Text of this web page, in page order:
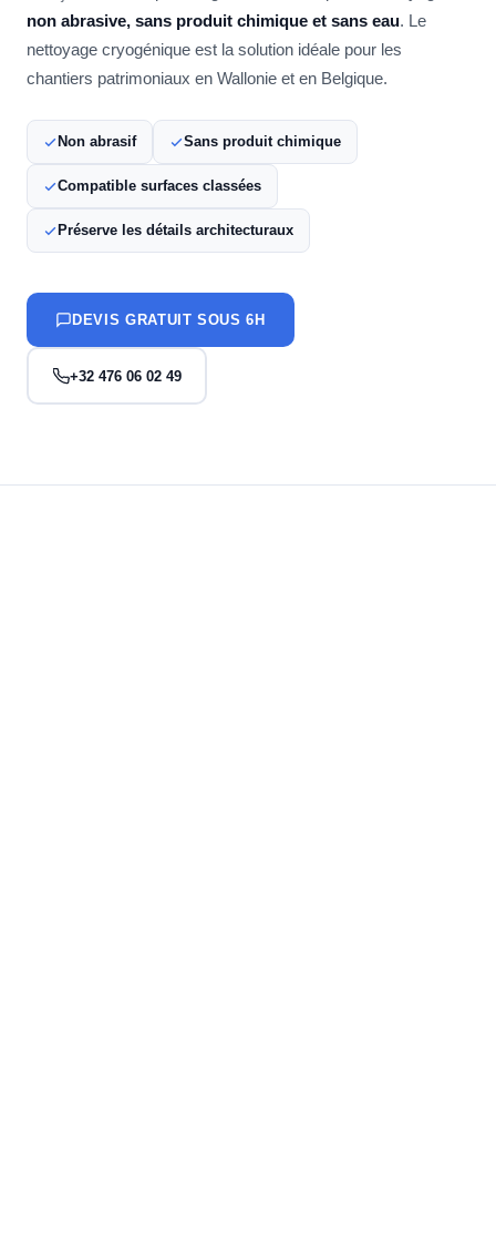
non abrasive, sans produit chimique et sans eau. Le
nettoyage cryogénique est la solution idéale pour les
chantiers patrimoniaux en Wallonie et en Belgique.
Non abrasif Sans produit chimique
Compatible surfaces classées
Préserve les détails architecturaux
DEVIS GRATUIT SOUS 6H
+32 476 06 02 49